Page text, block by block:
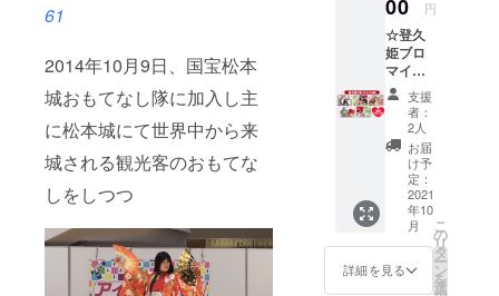
61
2014年10月9日、国宝松本
城おもてなし隊に加入し主
に松本城にて世界中から来
城される観光客のおもてな
しをしつつ
スト描
き下ろ
し姫朱
印2種 ※
リター
ンを郵
送にて
お送り
致しま
す。 ＊
備考欄
への記
載＊ ・
お名前
(ハンド
00 円
☆登久
姫ブロ
マイド
写真5枚
セット
礼の御
手紙 ・
ブロマ
イド写
真5枚
(直筆サ
イン入
り) ※リ
ターン
支援
者：
2人
お届
け予
定：
2021
年10
月
詳細を見る
こ
の
リ
タ
ー
ン
を
選